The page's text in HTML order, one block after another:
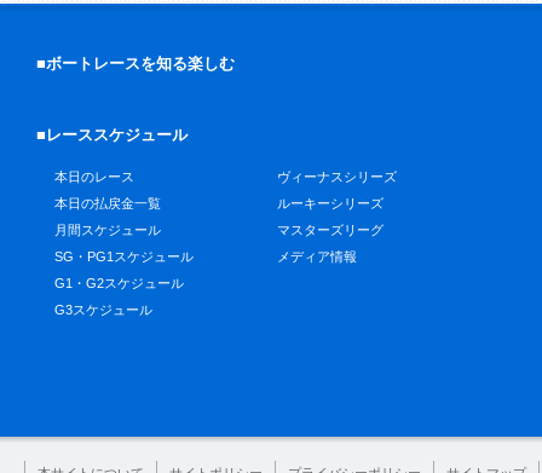
■ボートレースを知る楽しむ
■レーススケジュール
本日のレース
本日の払戻金一覧
月間スケジュール
SG・PG1スケジュール
G1・G2スケジュール
G3スケジュール
ヴィーナスシリーズ
ルーキーシリーズ
マスターズリーグ
メディア情報